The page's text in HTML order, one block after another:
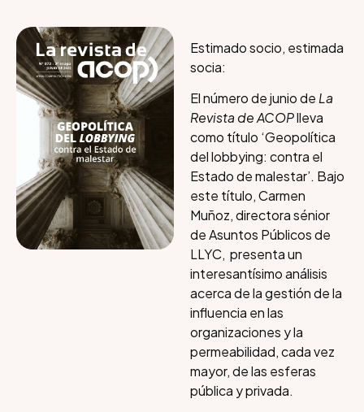
Estimado socio, estimada
socia:
El número de junio deLa
Revista de ACOPlleva
como título ‘Geopolítica
del lobbying: contra el
Estado de malestar’. Bajo
este título, Carmen
Muñoz, directora sénior
de Asuntos Públicos de
LLYC, presenta un
interesantísimo análisis
acerca de la gestión de la
influencia en las
organizaciones y la
permeabilidad, cada vez
mayor, de las esferas
pública y privada.